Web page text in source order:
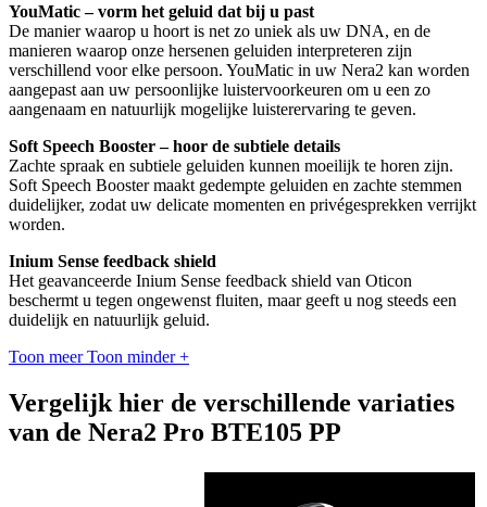
YouMatic – vorm het geluid dat bij u past
De manier waarop u hoort is net zo uniek als uw DNA, en de
manieren waarop onze hersenen geluiden interpreteren zijn
verschillend voor elke persoon. YouMatic in uw Nera2 kan worden
aangepast aan uw persoonlijke luistervoorkeuren om u een zo
aangenaam en natuurlijk mogelijke luisterervaring te geven.
Soft Speech Booster – hoor de subtiele details
Zachte spraak en subtiele geluiden kunnen moeilijk te horen zijn.
Soft Speech Booster maakt gedempte geluiden en zachte stemmen
duidelijker, zodat uw delicate momenten en privégesprekken verrijkt
worden.
Inium Sense feedback shield
Het geavanceerde Inium Sense feedback shield van Oticon
beschermt u tegen ongewenst fluiten, maar geeft u nog steeds een
duidelijk en natuurlijk geluid.
Toon meer Toon minder +
Vergelijk hier de verschillende variaties
van de Nera2 Pro BTE105 PP